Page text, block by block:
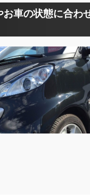
お車の状態に合わ